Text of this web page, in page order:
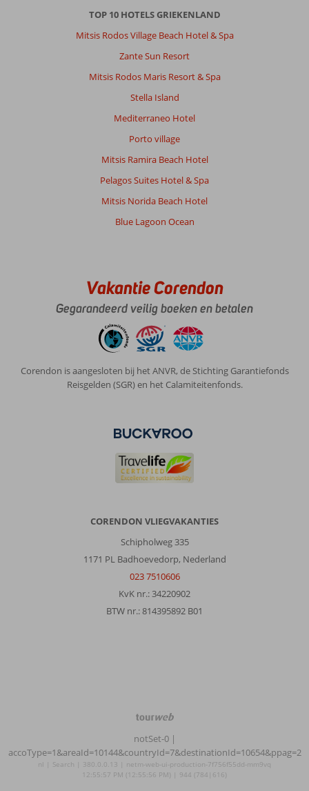
TOP 10 HOTELS GRIEKENLAND
Mitsis Rodos Village Beach Hotel & Spa
Zante Sun Resort
Mitsis Rodos Maris Resort & Spa
Stella Island
Mediterraneo Hotel
Porto village
Mitsis Ramira Beach Hotel
Pelagos Suites Hotel & Spa
Mitsis Norida Beach Hotel
Blue Lagoon Ocean
Vakantie Corendon
Gegarandeerd veilig boeken en betalen
Corendon is aangesloten bij het ANVR, de Stichting Garantiefonds
Reisgelden (SGR) en het Calamiteitenfonds.
CORENDON VLIEGVAKANTIES
Schipholweg 335
1171 PL Badhoevedorp, Nederland
023 7510606
KvK nr.: 34220902
BTW nr.: 814395892 B01
TourWeb
©
NetMatch
notSet-0 |
accoType=1&areaId=10144&countryId=7&destinationId=10654&ppag=2
nl | Search | 380.0.0.13 | netm-web-ui-production-7f756f55dd-mm9vq
12:55:57 PM (12:55:56 PM) | 944 (784|616)